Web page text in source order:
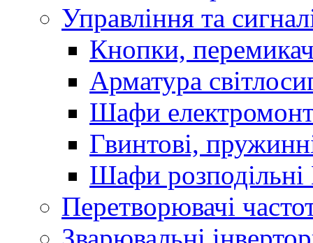
Управління та
Кнопки,
Арматура
Шафи
Гвинтові,
Шафи розподільні
Перетворювачі